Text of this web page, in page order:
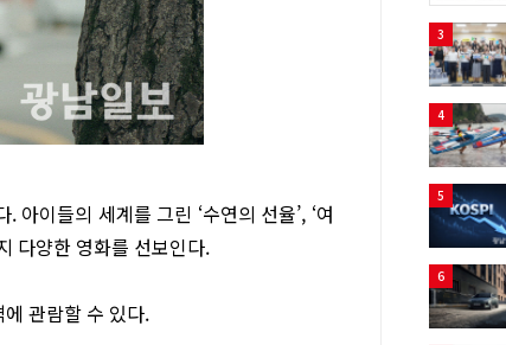
이들의 세계를 그린 ‘수연의 선율’, ‘여
다양한 영화를 선보인다.
관람할 수 있다.
3
4
5
6